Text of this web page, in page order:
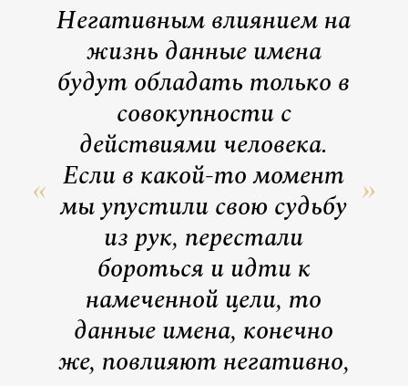
Негативным влиянием на
жизнь данные имена
будут обладать только в
совокупности с
действиями человека.
Если в какой-то момент
мы упустили свою судьбу
из рук, перестали
бороться и идти к
намеченной цели, то
данные имена, конечно
же, повлияют негативно,